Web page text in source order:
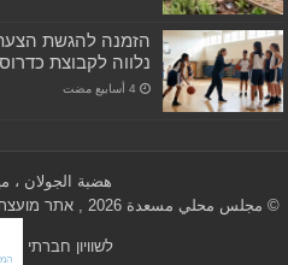
הזמנה להגשת הצעת מחיר
נלווה לקבוצת כדרוסל נערות
‏4 أسابيع مضت
هضبة الجولان ، ميكود 12435
© مجلس محلي مسعدة 2026 , אתר
לשוויון חברתי